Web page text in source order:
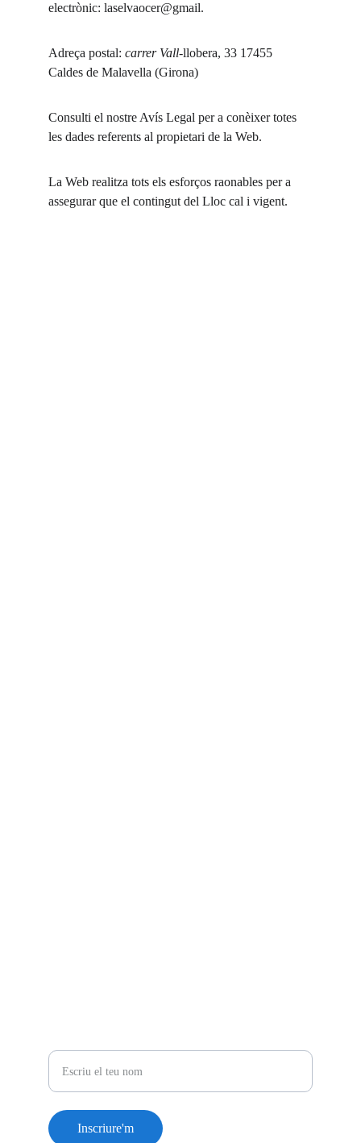
electrònic: laselvaocer@gmail.
Adreça postal: carrer Vall-llobera, 33 17455
Caldes de Malavella (Girona)
Consulti el nostre Avís Legal per a conèixer totes
les dades referents al propietari de la Web.
La Web realitza tots els esforços raonables per a
assegurar que el contingut del Lloc cal i vigent.
Inscriure'm